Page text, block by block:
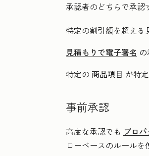
承認者のどちらで承認
特定の割引額を超える
見積もりで電子署名
特定の 商品項目 が特
事前承認
高度な承認でも プロ
ローベースのルールを